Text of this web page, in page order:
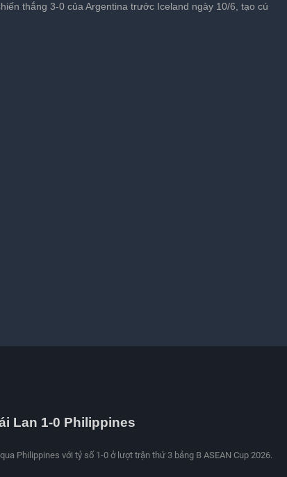
thắng 3-0 của Argentina trước Iceland ngày 10/6, tạo cú
Lan 1-0 Philippines
Philippines với tỷ số 1-0 ở lượt trận thứ 3 bảng B ASEAN Cup 2026.